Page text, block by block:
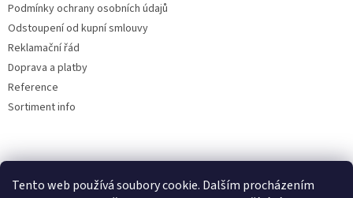
Tento web používá soubory cookie. Dalším procházením
Podmínky ochrany osobních údajů
Odstoupení od kupní smlouvy
Reklamační řád
Doprava a platby
Reference
Sortiment info
Reklamační řád